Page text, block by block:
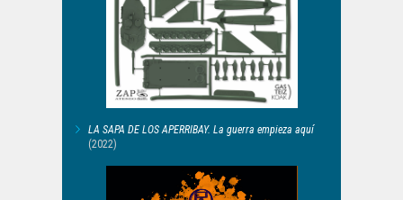
LA SAPA DE LOS APERRIBAY. La guerra empieza aquí
(2022)